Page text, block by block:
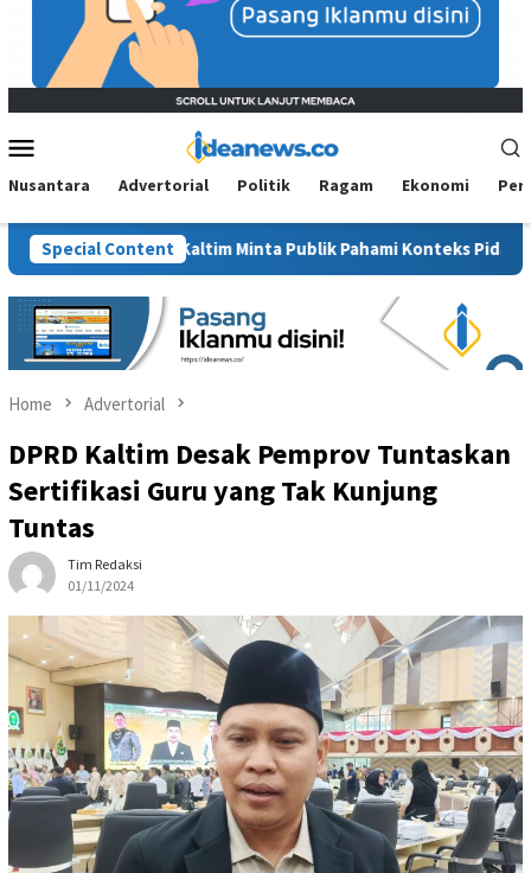
Menu
Nusantara Advertorial Politik Ragam Ekonomi
Special Content
PAN Kaltim Minta Publik Pahami Konteks Pidato Secara Utuh
Home Advertorial
DPRD Kaltim Desak Pemprov Tuntaskan
Sertifikasi Guru yang Tak Kunjung
Tuntas
Tim Redaksi
01/11/2024